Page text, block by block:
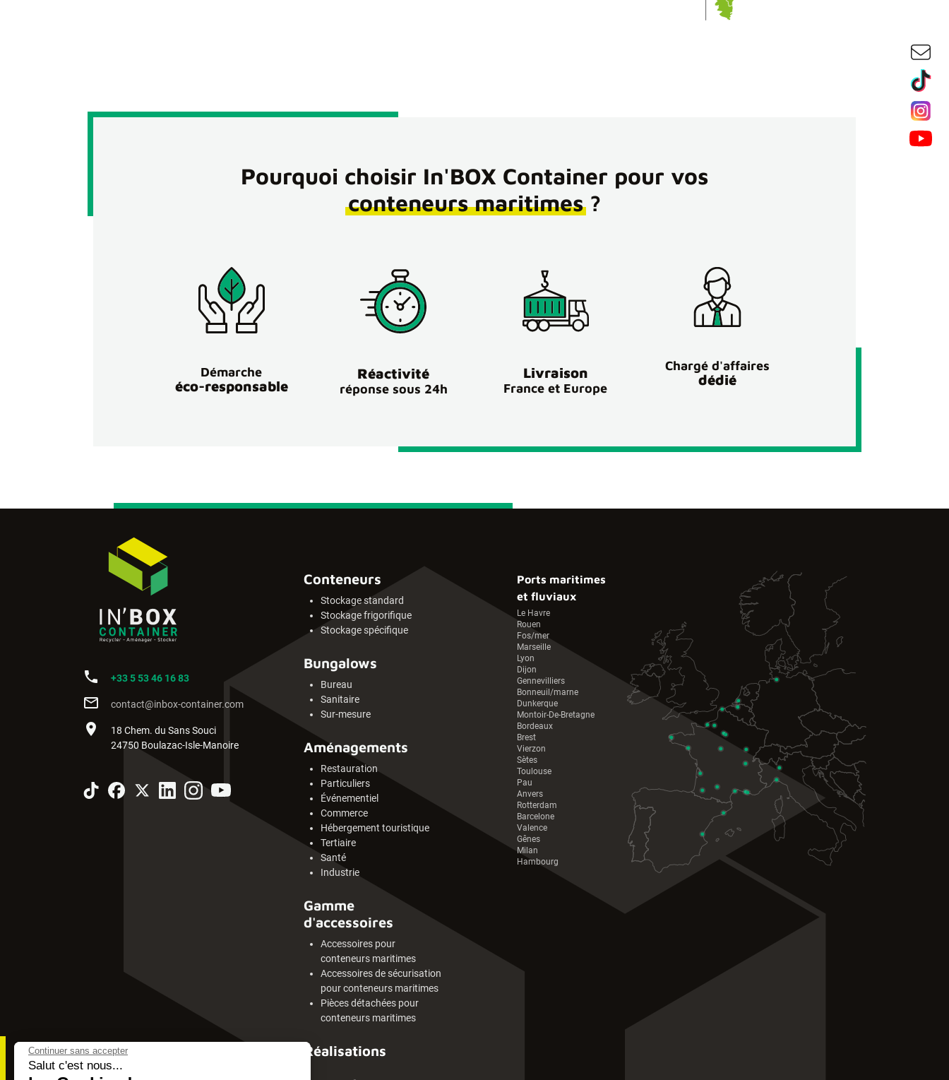
Continuer sans accepter
Salut c'est nous...
Pourquoi choisir In'BOX Container pour vos
conteneurs maritimes?
Démarche
éco-responsable
Réactivité
réponse sous 24h
Livraison
France et Europe
Chargé d'affaires
dédié
phone +33 5 53 46 16 83
mail_outline contact@inbox-container.com
place
18 Chem. du Sans Souci
24750 Boulazac-Isle-Manoire
Conteneurs
Stockage standard
Stockage frigorifique
Stockage spécifique
Bungalows
Bureau
Sanitaire
Sur-mesure
Aménagements
Restauration
Particuliers
Événementiel
Commerce
Hébergement touristique
Tertiaire
Santé
Industrie
Gamme
d'accessoires
Accessoires pour
conteneurs maritimes
Accessoires de sécurisation
pour conteneurs maritimes
Pièces détachées pour
conteneurs maritimes
Réalisations
Ports maritimes
et fluviaux
Le Havre
Rouen
Fos/mer
Marseille
Lyon
Dijon
Gennevilliers
Bonneuil/marne
Dunkerque
Montoir-De-Bretagne
Bordeaux
Brest
Vierzon
Sètes
Toulouse
Pau
Anvers
Rotterdam
Barcelone
Valence
Gênes
Milan
Hambourg